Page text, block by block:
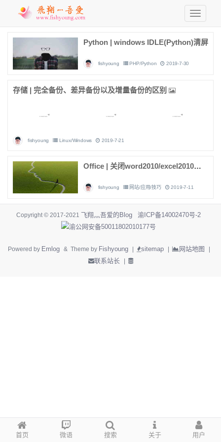
Python | windows IDLE(Python)清屏
fishyoung PHP/Python 2019-7-30
存储 | 完全备份、差异备份以及增量备份的区别
fishyoung Linux/Windows 2019-7-21
Office | 关闭word2010/excel2010中显示【最近的位置】功能
fishyoung 网站/应用/技巧 2019-7-11
首页 微语 搜索 关于 用户
Copyright © 2017-2021 飞翔灬吾爱的Blog
渝ICP备14002470号-2
渝公网安备50011802010177号
Powered by Emlog & Theme by Fishyoung sitemap 网站地图
联系站长